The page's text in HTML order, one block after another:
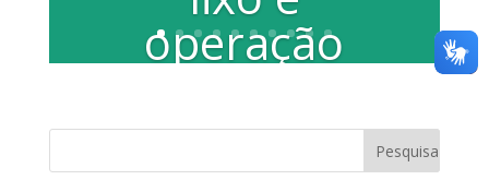
operação
https://www.youtube.com/watch?
v=VbR09XJ1nZY Na sessão ordinária da